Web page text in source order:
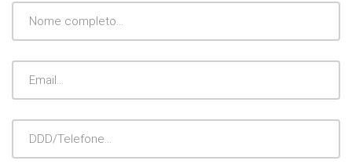
Nome
Completo
Email
DDD/Telefone